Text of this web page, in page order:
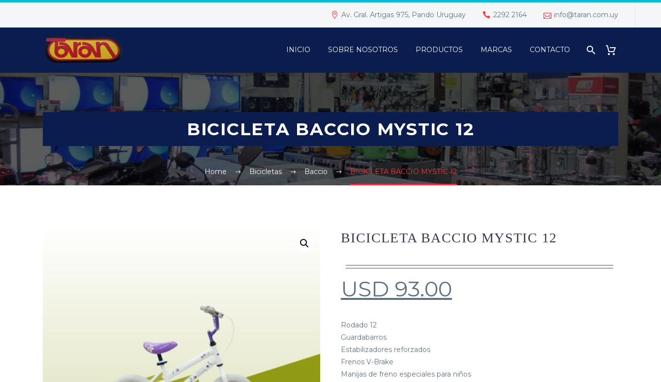
Av. Gral. Artigas 975, Pando Uruguay 2292 2164 info@taran.com.uy
INICIO SOBRE NOSOTROS PRODUCTOS MARCAS CONTACTO
BICICLETA BACCIO MYSTIC 12
Home Bicicletas Baccio BICICLETA BACCIO MYSTIC 12
BICICLETA BACCIO MYSTIC 12
USD 93.00
Rodado 12
Guardabarros
Estabilizadores reforzados
Frenos V-Brake
Manijas de freno especiales para niños